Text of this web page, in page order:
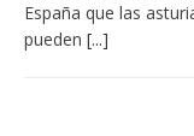
España que las
pueden [...]